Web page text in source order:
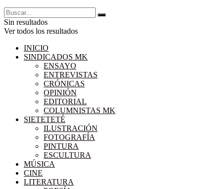
Sin resultados
Ver todos los resultados
INICIO
SINDICADOS MK
ENSAYO
ENTREVISTAS
CRÓNICAS
OPINIÓN
EDITORIAL
COLUMNISTAS MK
SIETETETÉ
ILUSTRACIÓN
FOTOGRAFÍA
PINTURA
ESCULTURA
MÚSICA
CINE
LITERATURA